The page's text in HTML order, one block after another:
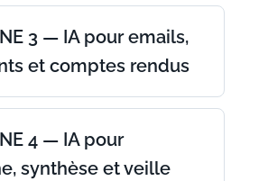
3 — IA pour emails,
et comptes rendus
4 — IA pour
synthèse et veille